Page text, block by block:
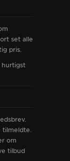
set alle
pris.
hurtigst
om
tilbud